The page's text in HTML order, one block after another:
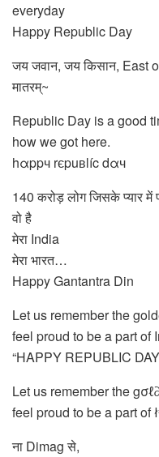
everyday
Happy Republic Day
जय जवान, जय किसान, East
मातरम्~
Republic Day is a good
how we got here.
hαppч rєpuвlíc dαч
140 करोड़ लोग जिसके प्यार
वो है
मेरा India
मेरा भारत…
Happy Gantantra Din
Let us remember the
feel proud to be a part of
“HAPPY REPUBLIC
Let us remember the
feel proud to be a part of
ना Dimag से,